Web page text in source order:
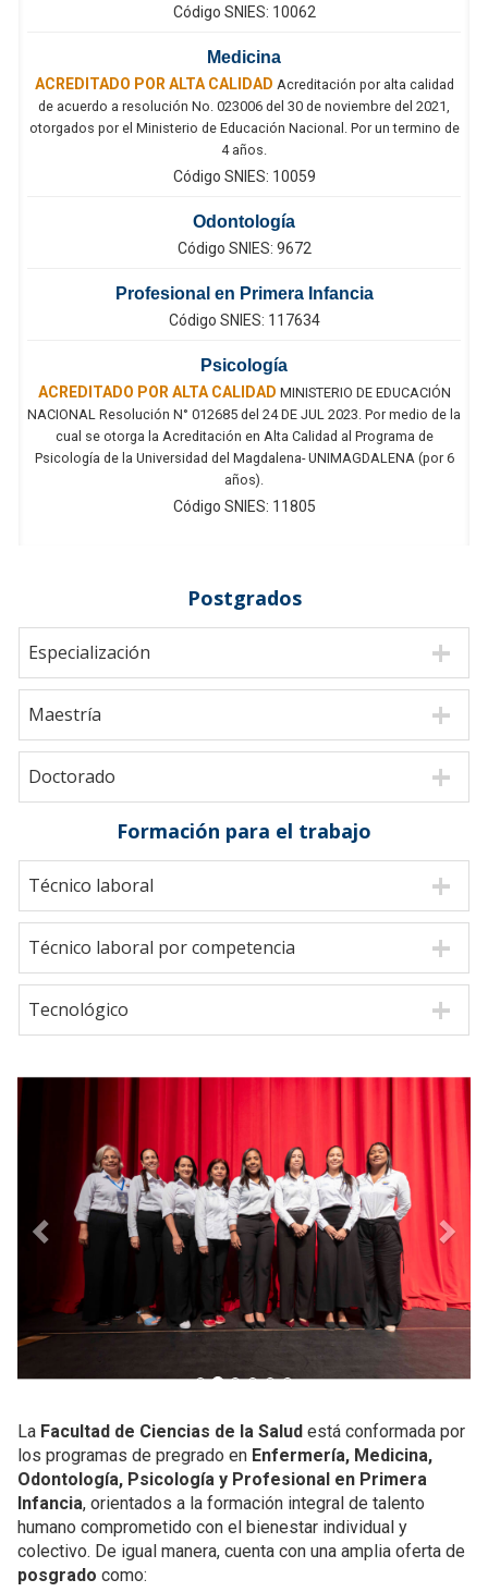
Código SNIES: 10062
Medicina
ACREDITADO POR ALTA CALIDAD Acreditación por alta calidad
de acuerdo a resolución No. 023006 del 30 de noviembre del 2021,
otorgados por el Ministerio de Educación Nacional. Por un termino de
4 años.
Código SNIES: 10059
Odontología
Código SNIES: 9672
Profesional en Primera Infancia
Código SNIES: 117634
Psicología
ACREDITADO POR ALTA CALIDAD MINISTERIO DE EDUCACIÓN
NACIONAL Resolución N° 012685 del 24 DE JUL 2023. Por medio de la
cual se otorga la Acreditación en Alta Calidad al Programa de
Psicología de la Universidad del Magdalena- UNIMAGDALENA (por 6
años).
Código SNIES: 11805
Postgrados
Especialización
Maestría
Doctorado
Formación para el trabajo
Técnico laboral
Técnico laboral por competencia
Tecnológico
La Facultad de Ciencias de la Salud está conformada por
los programas de pregrado en Enfermería, Medicina,
Odontología, Psicología y Profesional en Primera
Infancia, orientados a la formación integral de talento
humano comprometido con el bienestar individual y
colectivo. De igual manera, cuenta con una amplia oferta de
posgrado como: